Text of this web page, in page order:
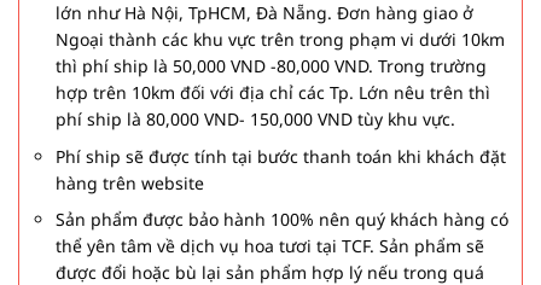
lớn như Hà Nội, TpHCM, Đà Nẵng. Đơn hàng giao ở
Ngoại thành các khu vực trên trong phạm vi dưới 10km
thì phí ship là 50,000 VND -80,000 VND. Trong trường
hợp trên 10km đối với địa chỉ các Tp. Lớn nêu trên thì
phí ship là 80,000 VND- 150,000 VND tùy khu vực.
Phí ship sẽ được tính tại bước thanh toán khi khách đặt
hàng trên website
Sản phẩm được bảo hành 100% nên quý khách hàng có
thể yên tâm về dịch vụ hoa tươi tại TCF. Sản phẩm sẽ
được đổi hoặc bù lại sản phẩm hợp lý nếu trong quá